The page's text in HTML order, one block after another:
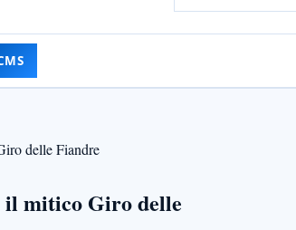
delle Fiandre
il mitico Giro delle